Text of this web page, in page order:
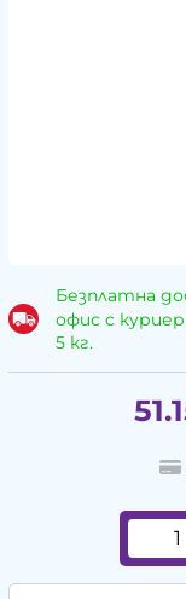
Безплатна
офис с
5 кг.